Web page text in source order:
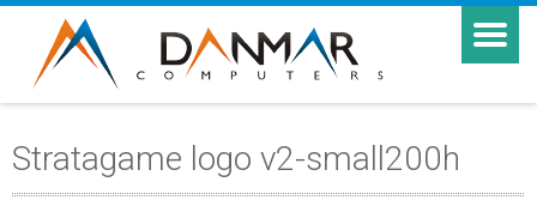
Stratagame logo v2-small200h